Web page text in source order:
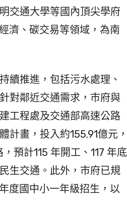
交通大學等國內頂尖學府
濟、碳交易等領域，為南
續推進，包括污水處理、
對鄰近交通需求，市府與
工程處及交通部高速公路
計畫，投入約155.91億元，
預計115 年開工、117 年底
生交通。此外，市府已規
度國中小一年級招生，以